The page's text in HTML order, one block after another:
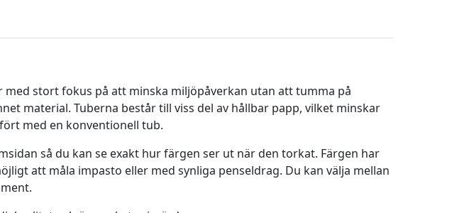
B
e
-
P
b
e
O
med stort fokus på att minska miljöpåverkan utan att tumma på
material. Tuberna består till viss del av hållbar papp, vilket minskar
med en konventionell tub.
så du kan se exakt hur färgen ser ut när den torkat. Färgen har
att måla impasto eller med synliga penseldrag. Du kan välja mellan